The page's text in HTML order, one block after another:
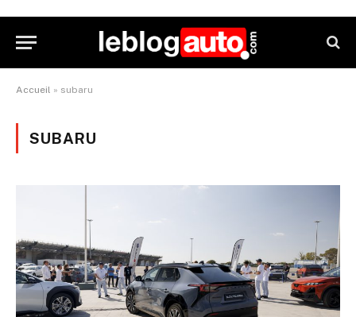
Accueil » subaru
SUBARU